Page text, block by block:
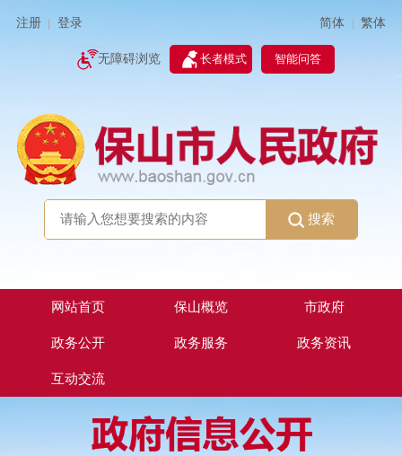
注册 登录 简体 | 繁体
无障碍浏览 长者模式 智能问答
搜索
网站首页 保山概览 市政府
政务公开 政务服务 政务资讯
互动交流